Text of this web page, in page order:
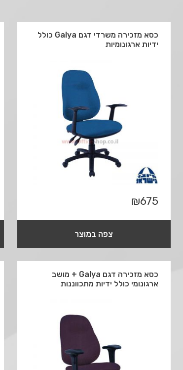
כסא מזכירה משרדי דגם Galya כולל
ידיות ארגונומיות
₪675
צפה במוצר
כסא מזכירה דגם Galya + מושב
ארגונומי כולל ידיות מתכווננות